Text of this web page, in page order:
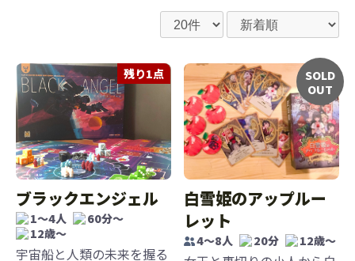
残り1点
ブラックエンジェル
1〜4人
60分〜
12歳〜
宇宙船と人類の未来を握る
SOLD
OUT
白雪姫のアップルー
レット
4～8人 20分 12歳〜